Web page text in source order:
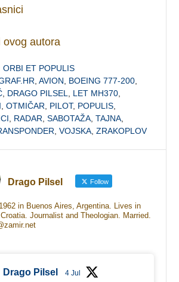
ovog autora
ORBI ET POPULIS
,AVION BOEING 777-200
DRAGO PILSEL LET MH370
,OTMIČAR PILOT, POPULIS
RADAR ,SABOTAŽA ,TAJNA
,VOJSKA ,ZRAKOPLOV
Drago Pilsel Follow
in Buenos Aires, Argentina. Lives in
Journalist and Theologian. Married.
Drago Pilsel 4 Jul